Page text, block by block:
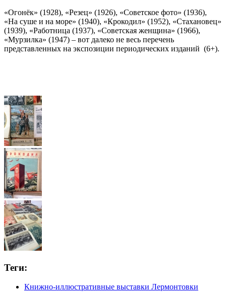
«Огонёк» (1928), «Резец» (1926), «Советское фото» (1936),
«На суше и на море» (1940), «Крокодил» (1952), «Стахановец»
(1939), «Работница (1937), «Советская женщина» (1966),
«Мурзилка» (1947) – вот далеко не весь перечень
представленных на экспозиции периодических изданий (6+).
Теги:
Книжно-иллюстративные выставки Лермонтовки